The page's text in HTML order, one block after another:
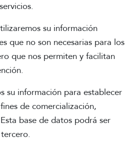
su información
que no son necesarias para los
que nos permiten y facilitan
su información para establecer
de comercialización,
base de datos podrá ser